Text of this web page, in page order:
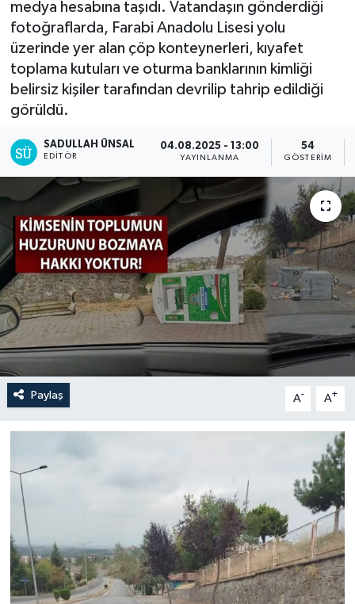
medya hesabına taşıdı. Vatandaşın gönderdiği
fotoğraflarda, Farabi Anadolu Lisesi yolu
üzerinde yer alan çöp konteynerleri, kıyafet
toplama kutuları ve oturma banklarının kimliği
belirsiz kişiler tarafından devrilip tahrip edildiği
görüldü.
SADULLAH ÜNSAL
EDITÖR
04.08.2025 - 13:00
YAYINLANMA
54
GÖSTERIM
Paylaş A- A+
Haber Arşivi